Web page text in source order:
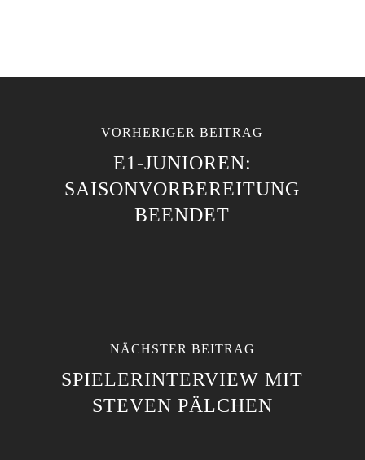
VORHERIGER BEITRAG
E1-JUNIOREN:
SAISONVORBEREITUNG
BEENDET
NÄCHSTER BEITRAG
SPIELERINTERVIEW MIT
STEVEN PÄLCHEN